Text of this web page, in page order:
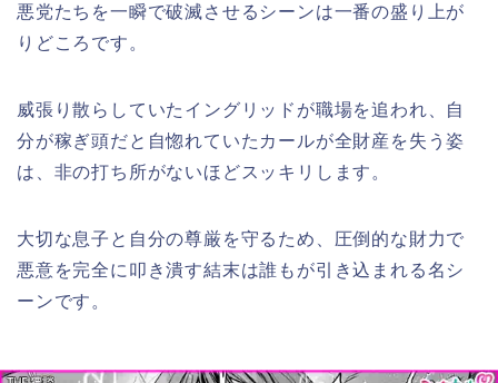
悪党たちを一瞬で破滅させるシーンは一番の盛り上が
りどころです。
威張り散らしていたイングリッドが職場を追われ、自
分が稼ぎ頭だと自惚れていたカールが全財産を失う姿
は、非の打ち所がないほどスッキリします。
大切な息子と自分の尊厳を守るため、圧倒的な財力で
悪意を完全に叩き潰す結末は誰もが引き込まれる名シ
ーンです。